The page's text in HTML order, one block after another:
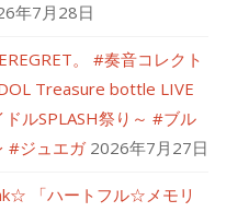
年7月28日
。 #奏音コレクト
Treasure bottle LIVE
ルSPLASH祭り～ #ブル
#ジュエガ 2026年7月27日
「ハートフル☆メモリ